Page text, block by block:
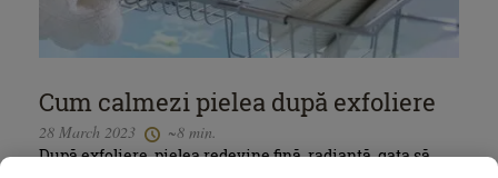
Cum calmezi pielea după exfoliere
28 March 2023
~8 min.
După exfoliere, pielea redevine fină, radiantă, gata să